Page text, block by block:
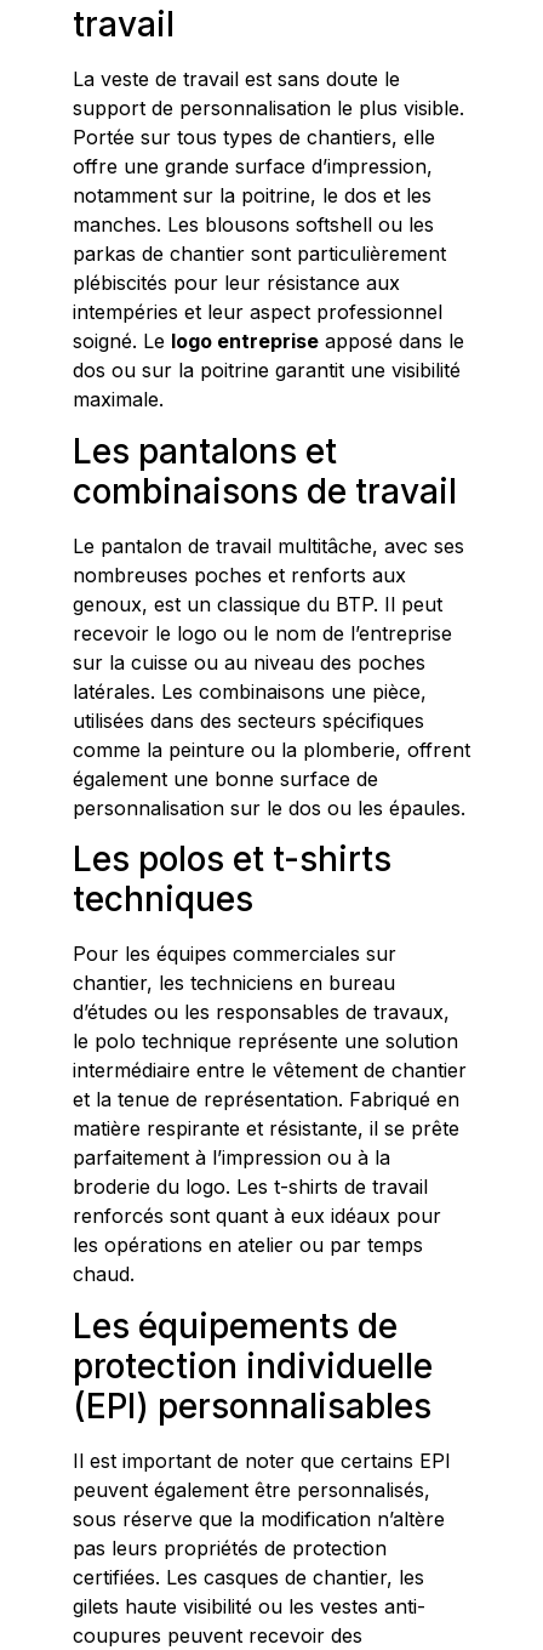
travail
La veste de travail est sans doute le
support de personnalisation le plus visible.
Portée sur tous types de chantiers, elle
offre une grande surface d’impression,
notamment sur la poitrine, le dos et les
manches. Les blousons softshell ou les
parkas de chantier sont particulièrement
plébiscités pour leur résistance aux
intempéries et leur aspect professionnel
soigné. Le logo entreprise apposé dans le
dos ou sur la poitrine garantit une visibilité
maximale.
Les pantalons et
combinaisons de travail
Le pantalon de travail multitâche, avec ses
nombreuses poches et renforts aux
genoux, est un classique du BTP. Il peut
recevoir le logo ou le nom de l’entreprise
sur la cuisse ou au niveau des poches
latérales. Les combinaisons une pièce,
utilisées dans des secteurs spécifiques
comme la peinture ou la plomberie, offrent
également une bonne surface de
personnalisation sur le dos ou les épaules.
Les polos et t-shirts
techniques
Pour les équipes commerciales sur
chantier, les techniciens en bureau
d’études ou les responsables de travaux,
le polo technique représente une solution
intermédiaire entre le vêtement de chantier
et la tenue de représentation. Fabriqué en
matière respirante et résistante, il se prête
parfaitement à l’impression ou à la
broderie du logo. Les t-shirts de travail
renforcés sont quant à eux idéaux pour
les opérations en atelier ou par temps
chaud.
Les équipements de
protection individuelle
(EPI) personnalisables
Il est important de noter que certains EPI
peuvent également être personnalisés,
sous réserve que la modification n’altère
pas leurs propriétés de protection
certifiées. Les casques de chantier, les
gilets haute visibilité ou les vestes anti-
coupures peuvent recevoir des